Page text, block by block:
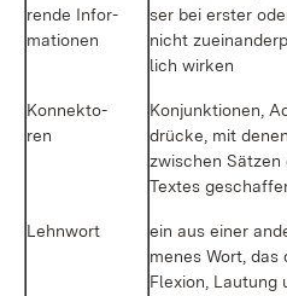
ren­de In­for­
ma­tio­nen
ser bei ers­ter
nicht
lich wir­ken
Kon­nek­to­
ren
Kon­junk­tio­nen,
drü­cke, mit
zwi­schen
Tex­tes
Lehn­wort
ein aus ei­ner
me­nes Wort, das
Fle­xi­on, Lau­tung